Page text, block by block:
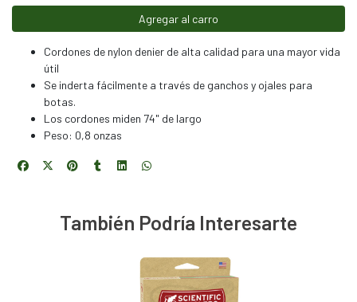
Agregar al carro
Cordones de nylon denier de alta calidad para una mayor vida
útil
Se inderta fácilmente a través de ganchos y ojales para
botas.
Los cordones miden 74" de largo
Peso: 0,8 onzas
También Podría Interesarte